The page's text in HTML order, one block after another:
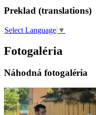
Preklad (translations)
Select Language ▼
Fotogaléria
Náhodná fotogaléria